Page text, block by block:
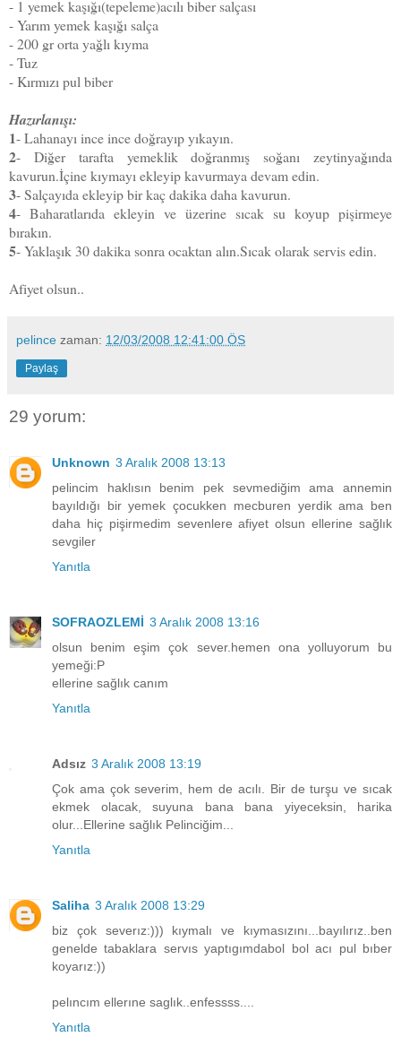
- 1 yemek kaşığı(tepeleme)acılı biber salçası
- Yarım yemek kaşığı salça
- 200 gr orta yağlı kıyma
- Tuz
- Kırmızı pul biber
Hazırlanışı:
1- Lahanayı ince ince doğrayıp yıkayın.
2- Diğer tarafta yemeklik doğranmış soğanı zeytinyağında
kavurun.İçine kıymayı ekleyip kavurmaya devam edin.
3- Salçayıda ekleyip bir kaç dakika daha kavurun.
4- Baharatlarıda ekleyin ve üzerine sıcak su koyup pişirmeye
bırakın.
5- Yaklaşık 30 dakika sonra ocaktan alın.Sıcak olarak servis edin.
Afiyet olsun..
pelince zaman: 12/03/2008 12:41:00 ÖS
Paylaş
29 yorum:
Unknown 3 Aralık 2008 13:13
pelincim haklısın benim pek sevmediğim ama annemin
bayıldığı bir yemek çocukken mecburen yerdik ama ben
daha hiç pişirmedim sevenlere afiyet olsun ellerine sağlık
sevgiler
Yanıtla
SOFRAOZLEMİ 3 Aralık 2008 13:16
olsun benim eşim çok sever.hemen ona yolluyorum bu
yemeği:P
ellerine sağlık canım
Yanıtla
Adsız 3 Aralık 2008 13:19
Çok ama çok severim, hem de acılı. Bir de turşu ve sıcak
ekmek olacak, suyuna bana bana yiyeceksin, harika
olur...Ellerine sağlık Pelinciğim...
Yanıtla
Saliha 3 Aralık 2008 13:29
biz çok severız:))) kıymalı ve kıymasızını...bayılırız..ben
genelde tabaklara servıs yaptıgımdabol bol acı pul bıber
koyarız:))
pelıncım ellerıne saglık..enfessss....
Yanıtla